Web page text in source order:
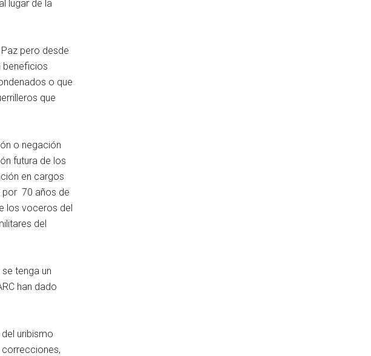
lugar de la
pero desde
beneficios
o que
que
o negación
futura de los
en cargos
por 70 años de
los voceros del
del
tenga un
han dado
uribismo
correcciones,